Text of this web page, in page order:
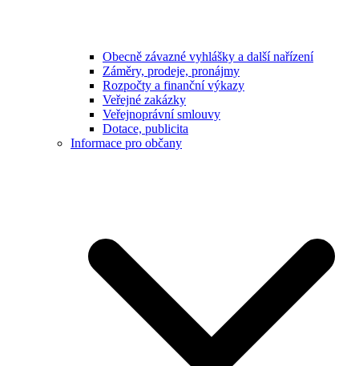
Obecně závazné vyhlášky a další nařízení
Záměry, prodeje, pronájmy
Rozpočty a finanční výkazy
Veřejné zakázky
Veřejnoprávní smlouvy
Dotace, publicita
Informace pro občany